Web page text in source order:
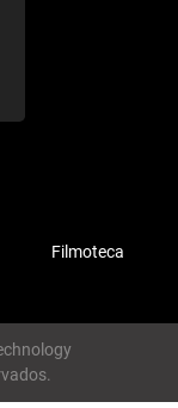
Filmoteca